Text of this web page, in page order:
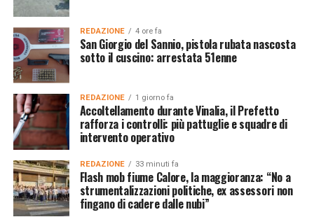
REDAZIONE 4 ore fa
San Giorgio del Sannio, pistola rubata nascosta
sotto il cuscino: arrestata 51enne
REDAZIONE 1 giorno fa
Accoltellamento durante Vinalia, il Prefetto
rafforza i controlli: più pattuglie e squadre di
intervento operativo
REDAZIONE 33 minuti fa
Flash mob fiume Calore, la maggioranza: “No a
strumentalizzazioni politiche, ex assessori non
fingano di cadere dalle nubi”